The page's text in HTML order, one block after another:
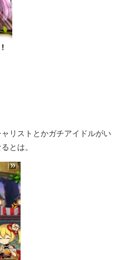
リストとかガチアイドルがい
とは。